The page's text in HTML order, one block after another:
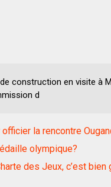
construction en visite à
d
la rencontre
olympique?
des Jeux, c’est